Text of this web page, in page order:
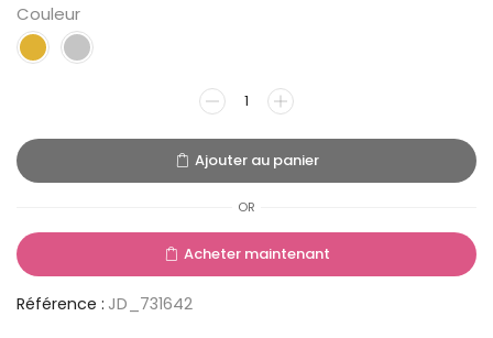
Couleur
Ajouter au panier
OR
Acheter maintenant
Référence : JD_731642